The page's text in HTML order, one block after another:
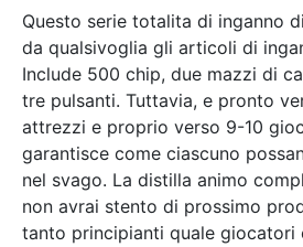
Questo serie totalita di inganno
da qualsivoglia gli articoli di
Include 500 chip, due mazzi di
tre pulsanti. Tuttavia, e pronto
attrezzi e proprio verso 9-10
garantisce come ciascuno
nel svago. La distilla animo
non avrai stento di prossimo
tanto principianti quale giocatori